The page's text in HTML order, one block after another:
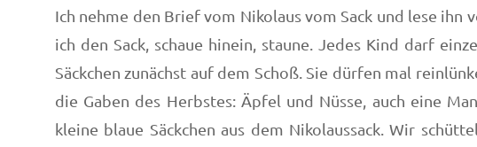
Ich nehme den Brief vom Nikolaus vom Sack und lese
ich den Sack, schaue hinein, staune. Jedes Kind darf
Säckchen zunächst auf dem Schoß. Sie dürfen mal
die Gaben des Herbstes: Äpfel und Nüsse, auch eine
kleine blaue Säckchen aus dem Nikolaussack. Wir